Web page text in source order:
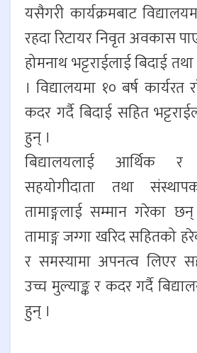
यसैगरी कार्यक्रमबाट
रहदा रिटायर निवृत अवकास
होमनाथ भट्टराईलाई बिदाई
। विद्यालयमा १० बर्ष
कदर गर्दै बिदाई सहित
हुन् ।
बिद्यालयलाई आर्थिक
सहयोगीदाता तथा
तामाङ्गलाई सम्मान गरेका
तामाङ्ग जग्गा खरिद सहितको
र समस्यामा अपनत्व लिएर
उच्च मुल्याङ्क र कदर गर्दै
हुन् ।